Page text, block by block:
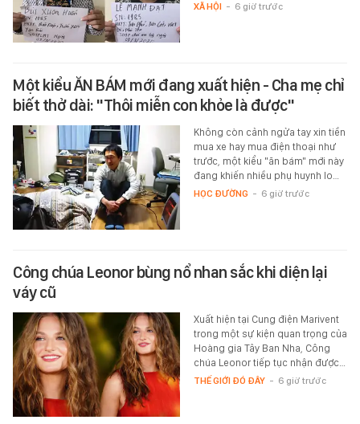
XÃ HỘI - 6 giờ trước
Một kiểu ĂN BÁM mới đang xuất hiện - Cha mẹ chỉ
biết thở dài: "Thôi miễn con khỏe là được"
Không còn cảnh ngửa tay xin tiền
mua xe hay mua điện thoại như
trước, một kiểu "ăn bám" mới này
đang khiến nhiều phụ huynh lo…
HỌC ĐƯỜNG - 6 giờ trước
Công chúa Leonor bùng nổ nhan sắc khi diện lại
váy cũ
Xuất hiện tại Cung điện Marivent
trong một sự kiện quan trọng của
Hoàng gia Tây Ban Nha, Công
chúa Leonor tiếp tục nhận được…
THẾ GIỚI ĐÓ ĐÂY - 6 giờ trước